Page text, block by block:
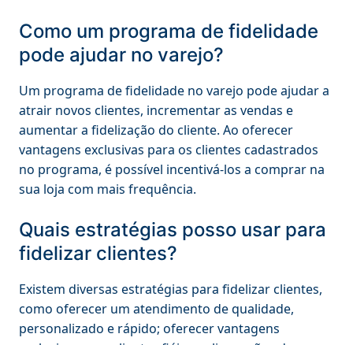
Como um programa de fidelidade
pode ajudar no varejo?
Um programa de fidelidade no varejo pode ajudar a
atrair novos clientes, incrementar as vendas e
aumentar a fidelização do cliente. Ao oferecer
vantagens exclusivas para os clientes cadastrados
no programa, é possível incentivá-los a comprar na
sua loja com mais frequência.
Quais estratégias posso usar para
fidelizar clientes?
Existem diversas estratégias para fidelizar clientes,
como oferecer um atendimento de qualidade,
personalizado e rápido; oferecer vantagens